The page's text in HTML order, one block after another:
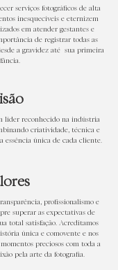
serviços fotográficos de alta
inesquecíveis e eternizem
em atender gestantes e
de registrar todas as
a gravidez até sua primeira
líder reconhecido na indústria
criatividade, técnica e
essência única de cada cliente.
profissionalismo e
superar as expectativas de
total satisfação. Acreditamos
única e comovente e nos
preciosos com toda a
pela arte da fotografia.